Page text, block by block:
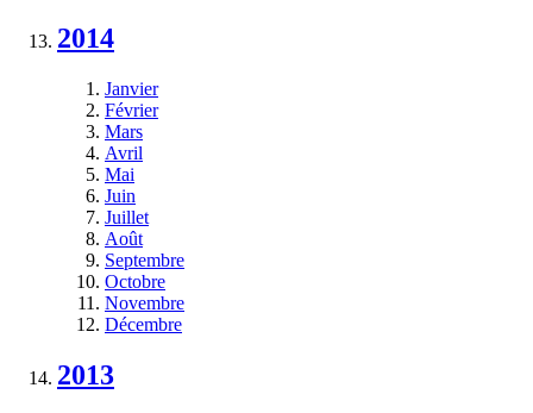
2014
Janvier
Février
Mars
Avril
Mai
Juin
Juillet
Août
Septembre
Octobre
Novembre
Décembre
2013